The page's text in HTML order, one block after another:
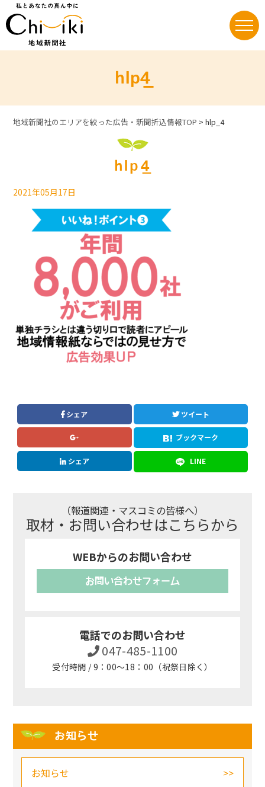
hlp_4
地域新聞社のエリアを絞った広告・新聞折込情報TOP >hlp_4
hlp_4
2021年05月17日
シェア ツイート
ブックマーク
シェア LINE
（報道関連・マスコミの皆様へ）
取材・お問い合わせはこちらから
WEBからのお問い合わせ
お問い合わせフォーム
電話でのお問い合わせ
047-485-1100
受付時間 / 9：00～18：00（祝祭日除く）
お知らせ
お知らせ